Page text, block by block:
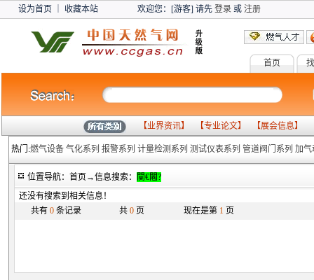
设为首页 收藏本站 欢迎您：[游客] 请先 登录或 注册
首页
【业界资讯】 【专业论文】 【展会信息】
热门:燃气设备 气化系列 报警系列 计量检测系列 测试仪表系列 管道阀门系列 加气
位置导航：首页→信息搜索：
闃€闂?
还没有搜索到相关信息！
共有 0 条记录 共 0 页 现在是第 1 页